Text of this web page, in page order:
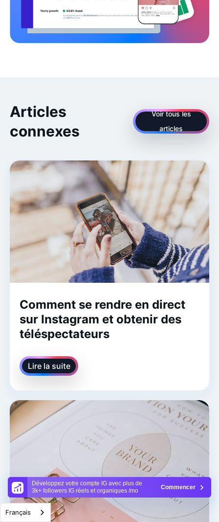
Développez votre compte IG avec plus de
3k+ followers IG réels et organiques /mo
Commencer
Articles
connexes
Voir tous les
articles
Comment se rendre en direct
sur Instagram et obtenir des
téléspectateurs
Lire la suite
Français